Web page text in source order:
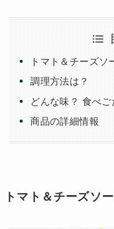
トマト＆チーズソ
調理方法は？
どんな味？ 食べご
商品の詳細情報
トマト＆チーズソ